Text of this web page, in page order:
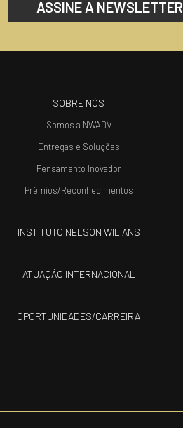
ASSINE A NEWSLETTER
SOBRE NÓS
Somos a NWADV
Entregas e Soluções
Pensamento Inovador
Prêmios/Reconhecimentos
INSTITUTO NELSON WILIANS
ATUAÇÃO INTERNACIONAL
OPORTUNIDADES/CARREIRA